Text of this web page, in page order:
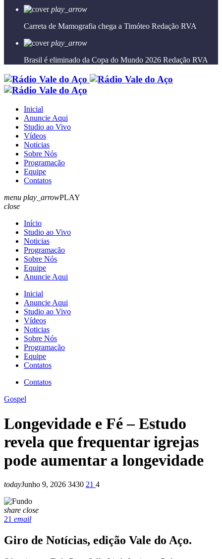
play_arrow
Carreta de Mamografia chega a Timóteo Redação RVA
play_arrow
Brasil é eliminado da Copa do Mundo 2026 Redação RVA
Inicial
Anuncie Aqui
Studio ao Vivo
Vídeos
Noticias
Sobre Nós
Programação
Equipe
Contatos
menu play_arrowPLAY
close
Início
Studio ao Vivo
Noticias
Programação
Sobre Nós
Equipe
Anuncie Aqui
Inicial
Anuncie Aqui
Studio ao Vivo
Vídeos
Noticias
Sobre Nós
Programação
Equipe
Contatos
Contatos
Gospel
Longevidade e Fé – Estudo
revela que frequentar igrejas
pode aumentar a longevidade
todayJunho 9, 2026 3430 21 4
share close
21 email
Giro de Notícias, edição Vale do Aço.